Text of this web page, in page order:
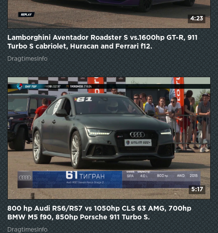
4:23
Lamborghini Aventador Roadster S vs.1600hp GT-R, 911
Turbo S cabriolet, Huracan and Ferrari f12.
DragtimesInfo
5:17
800 hp Audi RS6/RS7 vs 1050hp CLS 63 AMG, 700hp
BMW M5 f90, 850hp Porsche 911 Turbo S.
DragtimesInfo